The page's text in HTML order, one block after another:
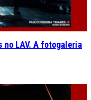
no LAV. A fotogaleria